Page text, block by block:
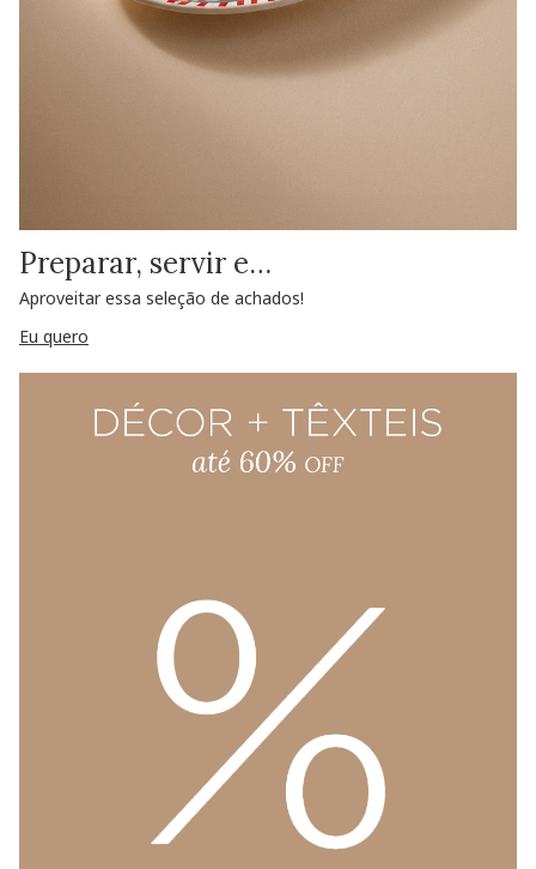
Preparar, servir e…
Aproveitar essa seleção de achados!
Eu quero